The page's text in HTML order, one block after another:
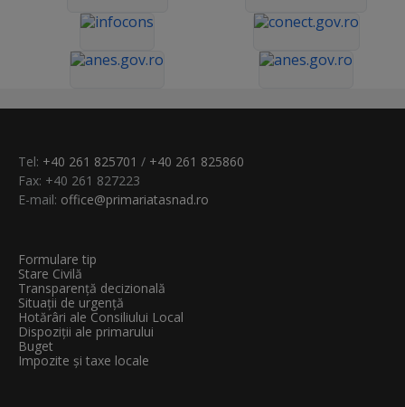
Tel: +40 261 825701 / +40 261 825860
Fax: +40 261 827223
E-mail: office@primariatasnad.ro
Formulare tip
Stare Civilă
Transparenţă decizională
Situații de urgență
Hotărâri ale Consiliului Local
Dispoziții ale primarului
Buget
Impozite și taxe locale